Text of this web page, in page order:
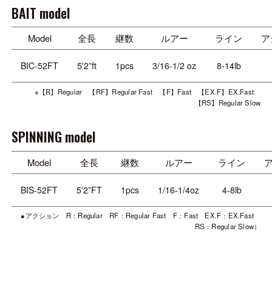
BAIT model
Model 全長 継数 ルアー ライン
BIC-52FT 5'2”ft 1pcs 3/16-1/2 oz 8-14lb
※【R】Regular 【RF】Regular Fast 【F】Fast 【EX.F】EX.Fast
【RS】Regular Slow
SPINNING model
Model 全長 継数 ルアー ライン
BIS-52FT 5'2”FT 1pcs 1/16-1/4oz 4-8lb
●アクション R：Regular RF：Regular Fast F：Fast EX.F：EX.Fast
RS：Regular Slow）